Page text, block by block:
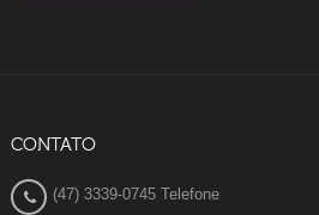
CONTATO
(47) 3339-0745 Telefone